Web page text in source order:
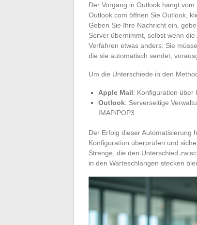
Der Vorgang in Outlook hängt
Outlook.com öffnen Sie Outlook,
Geben Sie Ihre Nachricht ein,
Server übernimmt, selbst wenn
Verfahren etwas anders: Sie
die sie automatisch sendet,
Um die Unterschiede in den
Apple Mail: Konfiguration über
Outlook: Serverseitige
IMAP/POP3.
Der Erfolg dieser Automatisierung
Konfiguration überprüfen und
Strenge, die den Unterschied
in den Warteschlangen stecken